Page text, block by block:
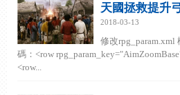
天國拯救提升
2018-03-13
修改rpg_param.xml
碼：<row
<row...